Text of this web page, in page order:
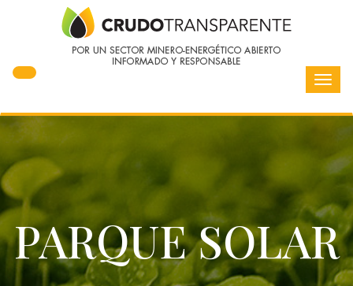
PARQUE SOLAR